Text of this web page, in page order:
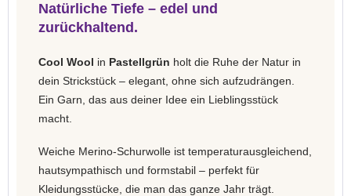
Natürliche Tiefe – edel und
zurückhaltend.
Cool Wool in Pastellgrün holt die Ruhe der Natur in
dein Strickstück – elegant, ohne sich aufzudrängen.
Ein Garn, das aus deiner Idee ein Lieblingsstück
macht.
Weiche Merino-Schurwolle ist temperaturausgleichend,
hautsympathisch und formstabil – perfekt für
Kleidungsstücke, die man das ganze Jahr trägt.